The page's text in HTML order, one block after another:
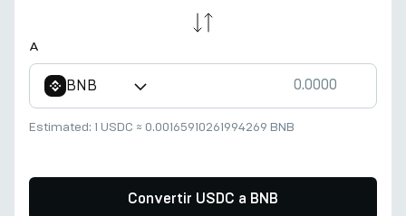
A
BNB
Estimated: 1 USDC ≈ 0.00165910261994269 BNB
Convertir USDC a BNB